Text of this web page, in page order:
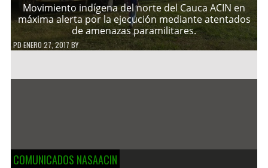
Movimiento indígena del norte del Cauca ACIN en
máxima alerta por la ejecución mediante atentados
de amenazas paramilitares.
PDENERO 27, 2017 BY
COMUNICADOS NASAACIN